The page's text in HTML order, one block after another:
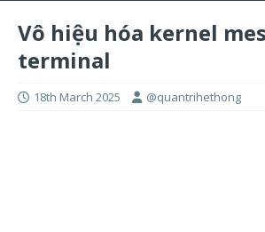
Vô hiệu hóa kernel
terminal
18th March 2025 @quantrihethong